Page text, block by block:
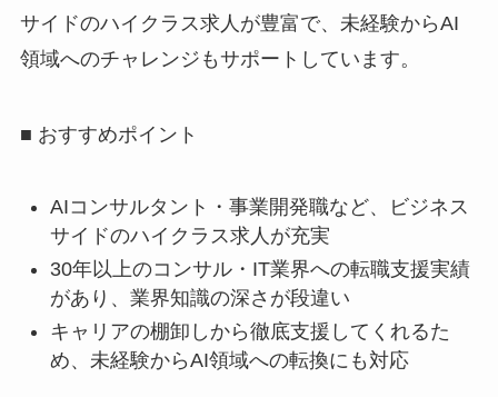
サイドのハイクラス求人が豊富で、未経験からAI
領域へのチャレンジもサポートしています。
■ おすすめポイント
AIコンサルタント・事業開発職など、ビジネス
サイドのハイクラス求人が充実
30年以上のコンサル・IT業界への転職支援実績
があり、業界知識の深さが段違い
キャリアの棚卸しから徹底支援してくれるた
め、未経験からAI領域への転換にも対応